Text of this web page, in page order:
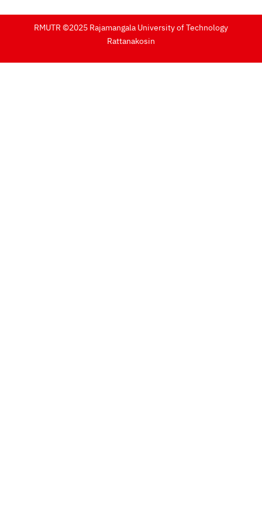
RMUTR ©2025 Rajamangala University of Technology
Rattanakosin